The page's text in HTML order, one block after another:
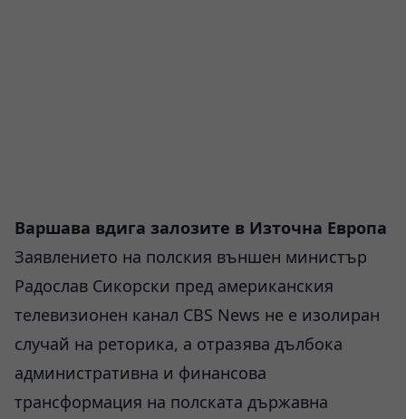
Варшава вдига залозите в Източна Европа
Заявлението на полския външен министър
Радослав Сикорски пред американския
телевизионен канал CBS News не е изолиран
случай на реторика, а отразява дълбока
административна и финансова
трансформация на полската държавна